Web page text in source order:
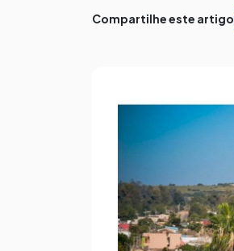
Compartilhe este artigo